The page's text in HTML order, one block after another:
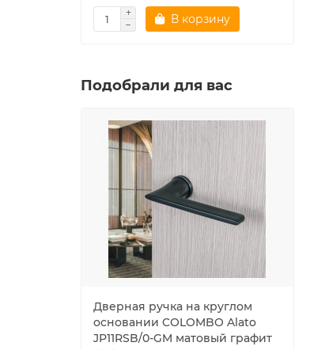
В корзину
Подобрали для вас
Дверная ручка на круглом
основании COLOMBO Alato
JP11RSB/0-GM матовый графит